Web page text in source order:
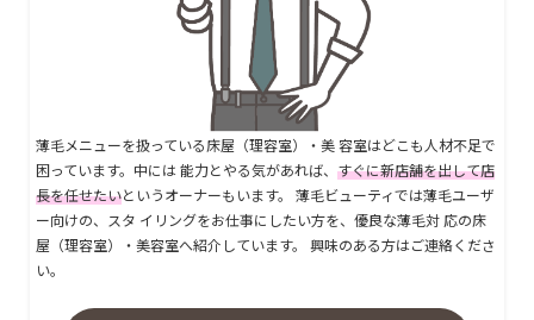
薄毛メニューを扱っている床屋（理容室）・美 容室はどこも人材不足で
困っています。中には 能力とやる気があれば、 すぐに新店舗を出して店
長を任せたいというオーナーもいます。 薄毛ビューティでは薄毛ユーザ
ー向けの、スタ イリングをお仕事にしたい方を、優良な薄毛対 応の床
屋（理容室）・美容室へ紹介しています。 興味のある方はご連絡くださ
い。